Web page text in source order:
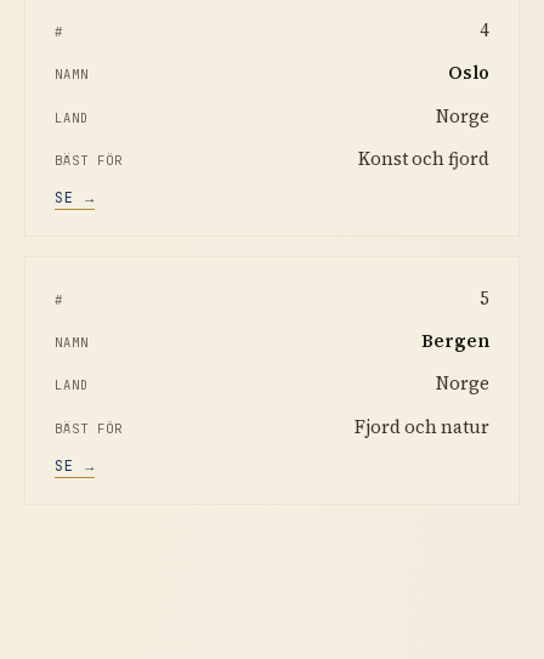
4
Oslo
Norge
Konst och fjord
SE →
5
Bergen
Norge
Fjord och natur
SE →